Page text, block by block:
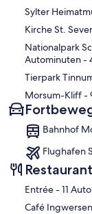
Sylter
Kirche St.
Nationalpark
Autominuten-
Tierpark
Morsum-Kliff-
Bahnhof
Flughafen
‪Entrée -